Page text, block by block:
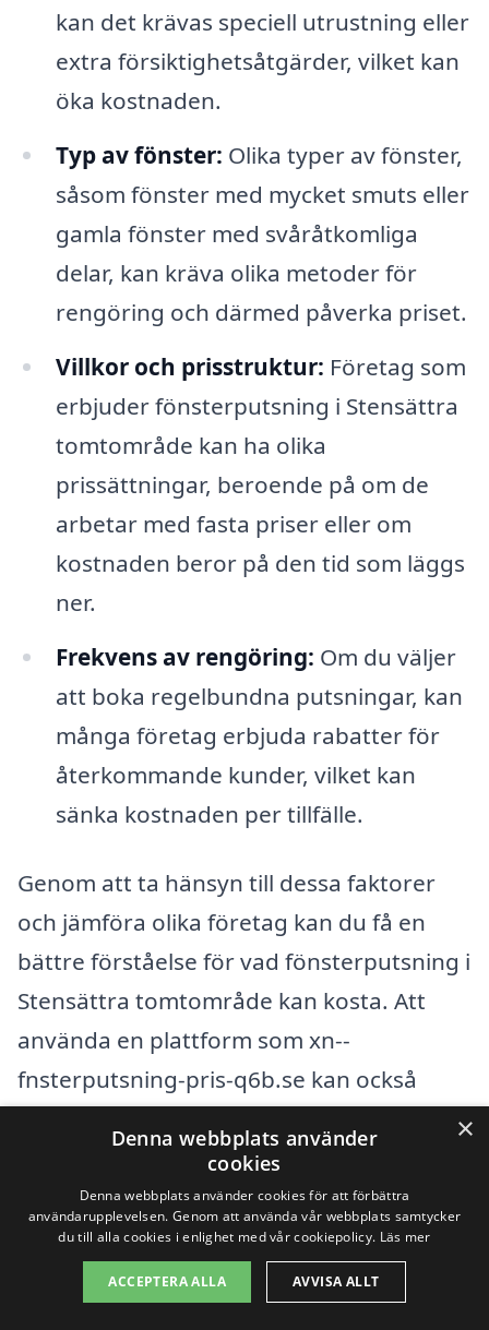
kan det krävas speciell utrustning eller
extra försiktighetsåtgärder, vilket kan
öka kostnaden.
Typ av fönster: Olika typer av fönster,
såsom fönster med mycket smuts eller
gamla fönster med svåråtkomliga
delar, kan kräva olika metoder för
rengöring och därmed påverka priset.
Villkor och prisstruktur: Företag som
erbjuder fönsterputsning i Stensättra
tomtområde kan ha olika
prissättningar, beroende på om de
arbetar med fasta priser eller om
kostnaden beror på den tid som läggs
ner.
Frekvens av rengöring: Om du väljer
att boka regelbundna putsningar, kan
många företag erbjuda rabatter för
återkommande kunder, vilket kan
sänka kostnaden per tillfälle.
Genom att ta hänsyn till dessa faktorer
och jämföra olika företag kan du få en
bättre förståelse för vad fönsterputsning i
Stensättra tomtområde kan kosta. Att
använda en plattform som xn--
fnsterputsning-pris-q6b.se kan också
hjälpa dig att enkelt hämta in offerter från
olika leverantörer och hitta en som passar
både dina behov och din budget. Genom
att göra lite research och fråga efter
referenser kan du säkerställa att du får en
×
Denna webbplats använder
cookies
Denna webbplats använder cookies för att förbättra
användarupplevelsen. Genom att använda vår webbplats samtycker
du till alla cookies i enlighet med vår cookiepolicy. Läs mer
ACCEPTERA ALLA AVVISA ALLT